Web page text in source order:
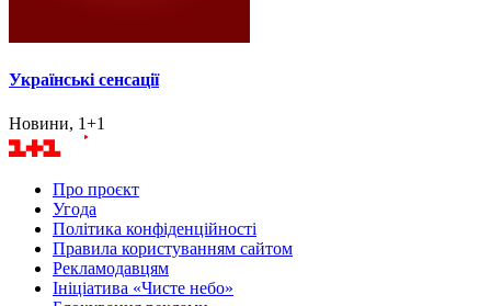
Українські сенсації
Новини, 1+1
Про проєкт
Угода
Політика конфіденційності
Правила користуванням сайтом
Рекламодавцям
Ініціатива «Чисте небо»